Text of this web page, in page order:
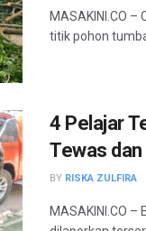
MASAKINI.CO
titik pohon
4 Pelajar
Tewas
BY RISKA ZULFIRA
MASAKINI.CO